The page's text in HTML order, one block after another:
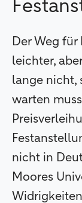
Der Weg für
leichter,
lange nicht,
warten
nicht in
Moores